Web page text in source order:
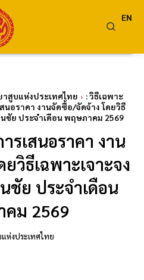
EN
สูบแห่งประเทศไทย
: วิธีเฉพาะ
นอราคา งานจัดซื้อ/จัดจ้าง โดยวิธี
นชัย ประจำเดือน พฤษภาคม 2569
รเสนอราคา งาน
วิธีเฉพาะเจาะจง
ชัย ประจำเดือน
ม 2569
ห่งประเทศไทย